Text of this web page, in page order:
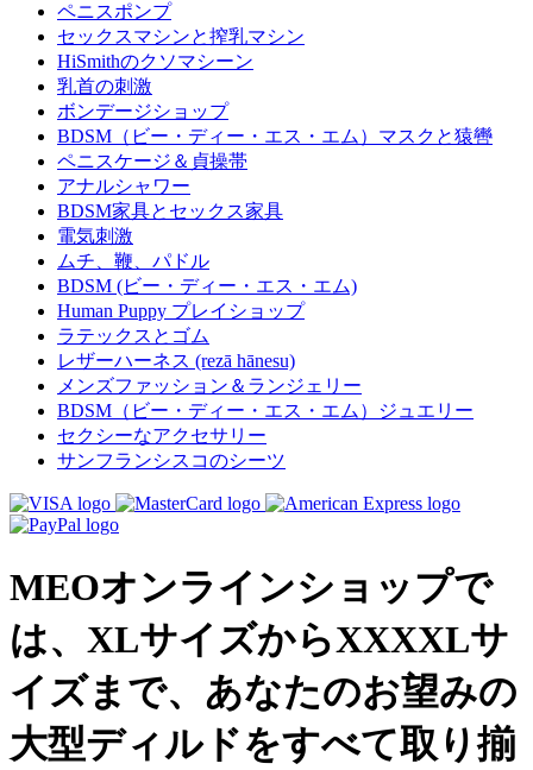
ペニスポンプ
セックスマシンと搾乳マシン
HiSmithのクソマシーン
乳首の刺激
ボンデージショップ
BDSM（ビー・ディー・エス・エム）マスクと猿轡
ペニスケージ＆貞操帯
アナルシャワー
BDSM家具とセックス家具
電気刺激
ムチ、鞭、パドル
BDSM (ビー・ディー・エス・エム)
Human Puppy プレイショップ
ラテックスとゴム
レザーハーネス (rezā hānesu)
メンズファッション＆ランジェリー
BDSM（ビー・ディー・エス・エム）ジュエリー
セクシーなアクセサリー
サンフランシスコのシーツ
MEOオンラインショップで
は、XLサイズからXXXXLサ
イズまで、あなたのお望みの
大型ディルドをすべて取り揃